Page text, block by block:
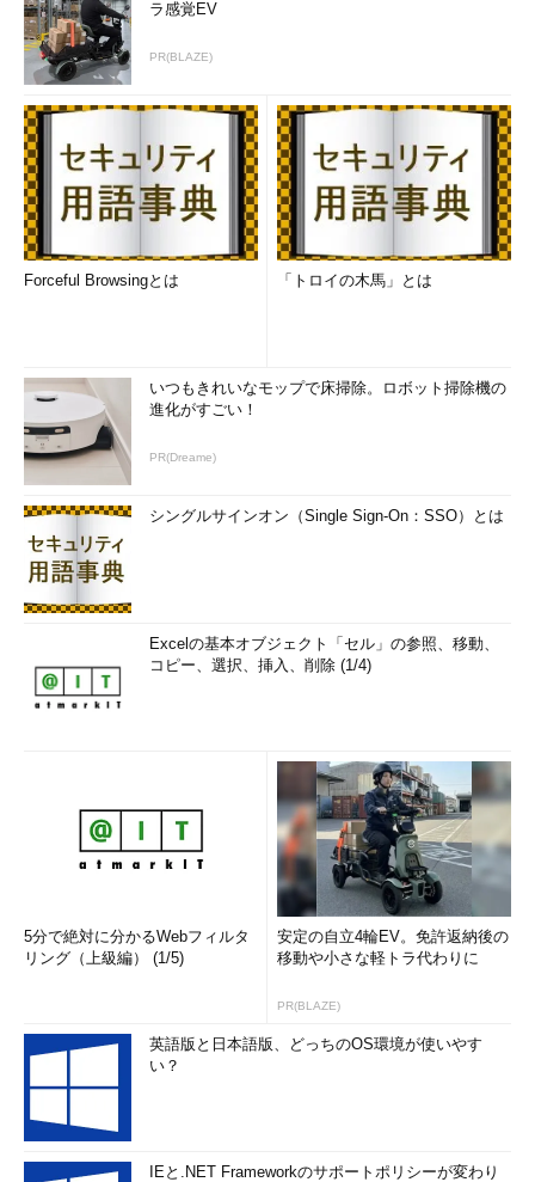
ラ感覚EV
PR(BLAZE)
Forceful Browsingとは 「トロイの木馬」とは
いつもきれいなモップで床掃除。ロボット掃除機の
進化がすごい！
PR(Dreame)
シングルサインオン（Single Sign-On：SSO）とは
Excelの基本オブジェクト「セル」の参照、移動、
コピー、選択、挿入、削除 (1/4)
5分で絶対に分かるWebフィルタ
リング（上級編） (1/5)
安定の自立4輪EV。免許返納後の
移動や小さな軽トラ代わりに
PR(BLAZE)
英語版と日本語版、どっちのOS環境が使いやす
い？
IEと.NET Frameworkのサポートポリシーが変わり